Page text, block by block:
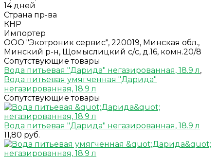
14 дней
Страна пр-ва
КНР
Импортер
ООО "Экотроник сервис", 220019, Минская обл.,
Минский р-н, Щомыслицкий с/с, д.16, комн.20/8
Сопутствующие товары
Вода питьевая "Дарида" негазированная, 18.9 л,
Вода питьевая умягченная "Дарида"
негазированная, 18.9 л
Сопутствующие товары
Вода питьевая "Дарида" негазированная, 18.9 л
11,80 руб.